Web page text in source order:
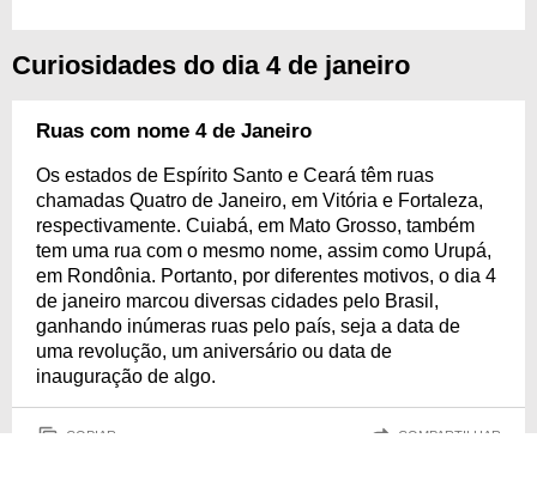
Curiosidades do dia 4 de janeiro
Ruas com nome 4 de Janeiro
Os estados de Espírito Santo e Ceará têm ruas
chamadas Quatro de Janeiro, em Vitória e Fortaleza,
respectivamente. Cuiabá, em Mato Grosso, também
tem uma rua com o mesmo nome, assim como Urupá,
em Rondônia. Portanto, por diferentes motivos, o dia 4
de janeiro marcou diversas cidades pelo Brasil,
ganhando inúmeras ruas pelo país, seja a data de
uma revolução, um aniversário ou data de
inauguração de algo.
COPIAR COMPARTILHAR